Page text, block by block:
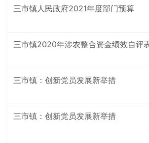
三市镇人民政府2021年度部门预算
三市镇2020年涉农整合资金绩效自评
三市镇：创新党员发展新举措
三市镇：创新党员发展新举措